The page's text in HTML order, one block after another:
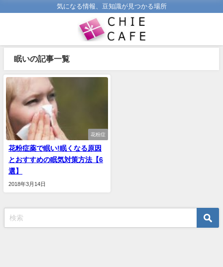
気になる情報、豆知識が見つかる場所
眠いの記事一覧
花粉症
花粉症薬で眠い!眠くなる原因
とおすすめの眠気対策方法【6
選】
2018年3月14日